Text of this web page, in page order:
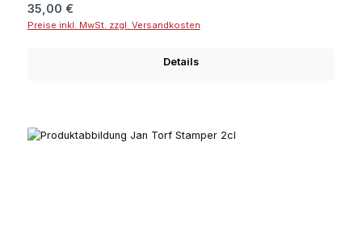
Regulärer Preis:
35,00 €
Preise inkl. MwSt. zzgl. Versandkosten
Details